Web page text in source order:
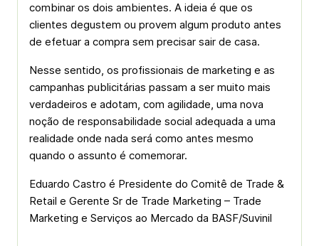
combinar os dois ambientes. A ideia é que os
clientes degustem ou provem algum produto antes
de efetuar a compra sem precisar sair de casa.
Nesse sentido, os profissionais de marketing e as
campanhas publicitárias passam a ser muito mais
verdadeiros e adotam, com agilidade, uma nova
noção de responsabilidade social adequada a uma
realidade onde nada será como antes mesmo
quando o assunto é comemorar.
Eduardo Castro é Presidente do Comitê de Trade &
Retail e Gerente Sr de Trade Marketing – Trade
Marketing e Serviços ao Mercado da BASF/Suvinil